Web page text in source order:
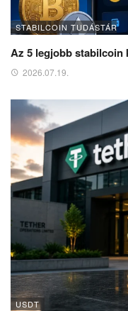
STABILCOIN TUDÁSTÁR
Az 5 legjobb stabilcoin
2026.07.19.
USDT